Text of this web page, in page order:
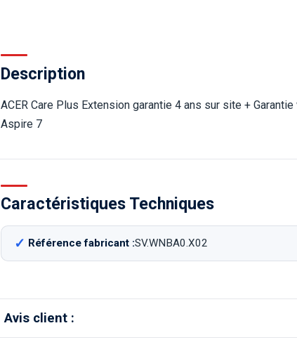
Description
ACER Care Plus Extension garantie 4 ans sur site +
Aspire 7
Caractéristiques Techniques
Référence fabricant :SV.WNBA0.X02
Avis client :